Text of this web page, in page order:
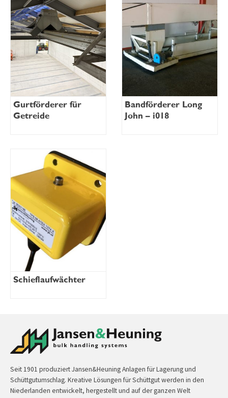
Gurtförderer für
Getreide
Bandförderer Long
John – i018
Schieflaufwächter
Seit 1901 produziert Jansen&Heuning Anlagen für Lagerung und
Schüttgutumschlag. Kreative Lösungen für Schüttgut werden in den
Niederlanden entwickelt, hergestellt und auf der ganzen Welt